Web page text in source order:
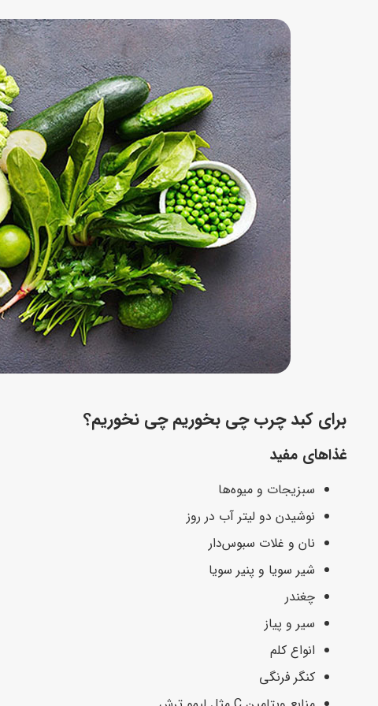
برای کبد چرب چی بخوریم چی نخوریم؟
غذاهای مفید
سبزیجات و میوه‌ها
نوشیدن دو لیتر آب در روز
نان و غلات سبوس‌دار
شیر سویا و پنیر سویا
چغندر
سیر و پیاز
انواع کلم
کنگر فرنگی